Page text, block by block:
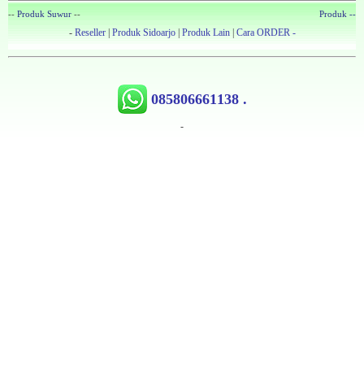
-- Produk Suwur -- Produk --
- Reseller Produk Sidoarjo Produk Lain Cara ORDER -
085806661138 .
-